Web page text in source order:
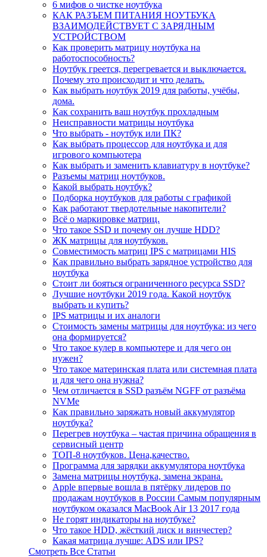
6 мифов о чистке ноутбука
КАК РАЗЪЕМ ПИТАНИЯ НОУТБУКА
ВЗАИМОДЕЙСТВУЕТ С ЗАРЯДНЫМ
УСТРОЙСТВОМ
Как проверить матрицу ноутбука на
работоспособность?
Ноутбук греется, перегревается и выключается.
Почему это происходит и что делать.
Как выбрать ноутбук 2019 для работы, учёбы,
дома.
Как сохранить ваш ноутбук прохладным
Неисправности матрицы ноутбука
Что выбрать - ноутбук или ПК?
Как выбрать процессор для ноутбука и для
игрового компьютера
Как выбрать и заменить клавиатуру в ноутбуке?
Разъемы матриц ноутбуков.
Какой выбрать ноутбук?
Подборка ноутбуков для работы с графикой
Как работают твердотельные накопители?
Всё о маркировке матриц.
Что такое SSD и почему он лучше HDD?
ЖК матрицы для ноутбуков.
Совместимость матриц IPS с матрицами HIS
Как правильно выбрать зарядное устройство для
ноутбука
Стоит ли бояться ограниченного ресурса SSD?
Лучшие ноутбуки 2019 года. Какой ноутбук
выбрать и купить?
IPS матрицы и их аналоги
Стоимость замены матрицы для ноутбука: из чего
она формируется?
Что такое кулер в компьютере и для чего он
нужен?
Что такое материнская плата или системная плата
и для чего она нужна?
Чем отличается в SSD разъём NGFF от разъёма
NVMe
Как правильно заряжать новый аккумулятор
ноутбука?
Перегрев ноутбука – частая причина обращения в
сервисный центр
ТОП-8 ноутбуков. Цена,качество.
Программа для зарядки аккумулятора ноутбука
Замена матрицы ноутбука, замена экрана.
Apple впервые вошла в пятёрку лидеров по
продажам ноутбуков в России Самым популярным
ноутбуком оказался MacBook Air 13 2017 года
Не горят индикаторы на ноутбуке?
Что такое HDD, жёсткий диск и винчестер?
Какая матрица лучше: ADS или IPS?
Смотреть Все Статьи